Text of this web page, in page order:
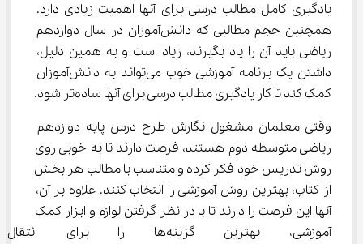
یادگیری کامل مطالب درسی برای آنها اهمیت زیادی دارد.
همچنین حجم مطالبی که دانش‌آموزان در سال دوازدهم
ریاضی باید آن را یاد بگیرند، زیاد است و به همین دلیل،
داشتن یک برنامه آموزشی خوب می‌تواند به دانش‌آموزان
کمک کند تا کار یادگیری مطالب درسی برای آنها ساده‌تر شود.
وقتی معلمان مشغول نگارش طرح درس پایه دوازدهم
ریاضی متوسطه دوم هستند، فرصت دارند تا به خوبی روی
روش تدریس خود فکر کرده و متناسب با مطالب هر بخش
از کتاب، بهترین روش آموزشی را انتخاب کنند. علاوه بر آن،
آنها این فرصت را دارند تا با در نظر گرفتن لوازم و ابزار کمک
آموزشی، بهترین گزینه‌ها را